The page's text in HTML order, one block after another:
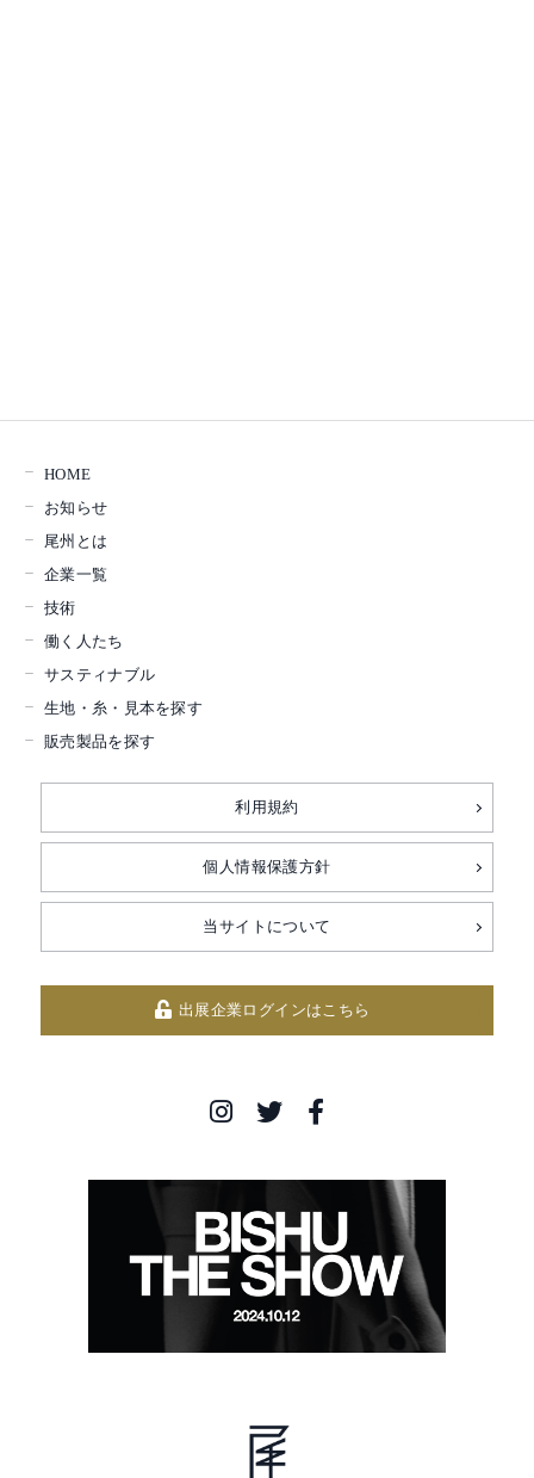
HOME
お知らせ
尾州とは
企業一覧
技術
働く人たち
サスティナブル
生地・糸・見本を探す
販売製品を探す
利用規約
個人情報保護方針
当サイトについて
出展企業ログインはこちら